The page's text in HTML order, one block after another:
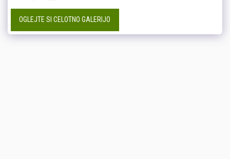
OGLEJTE SI CELOTNO GALERIJO